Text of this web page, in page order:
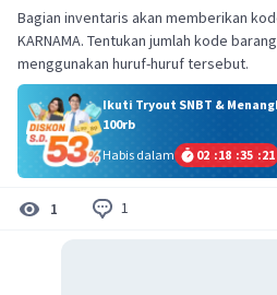
Bagian inventaris akan memberikan
KARNAMA. Tentukan jumlah kode
menggunakan huruf-huruf tersebut.
Ikuti Tryout SNBT &
100rb
Habis dalam
02 :18 :35 :21
1 1